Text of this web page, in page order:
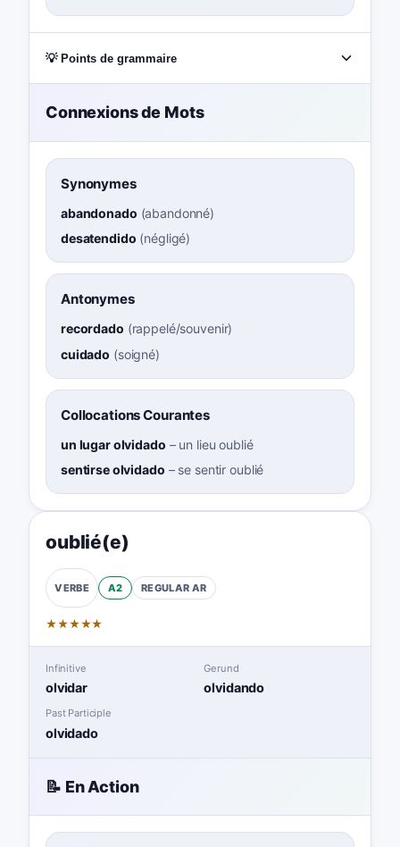
💡 Points de grammaire
Connexions de Mots
Synonymes
abandonado (abandonné)
desatendido (négligé)
Antonymes
recordado (rappelé/souvenir)
cuidado (soigné)
Collocations Courantes
un lugar olvidado – un lieu oublié
sentirse olvidado – se sentir oublié
oublié(e)
VERBE A2 REGULAR AR
★★★★★
Infinitive
olvidar
Gerund
olvidando
Past Participle
olvidado
📝 En Action